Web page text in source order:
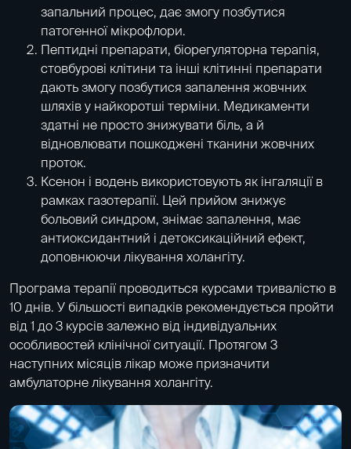
запальний процес, дає змогу позбутися
патогенної мікрофлори.
Пептидні препарати, біорегуляторна терапія,
стовбурові клітинита інші клітинні препарати
дають змогу позбутися запалення жовчних
шляхів у найкоротші терміни. Медикаменти
здатні не просто знижувати біль, а й
відновлювати пошкоджені тканини жовчних
проток.
Ксенон і водень використовують як інгаляції в
рамках газотерапії. Цей прийом знижує
больовий синдром, знімає запалення, має
антиоксидантний і детоксикаційний ефект,
доповнюючи лікування холангіту.
Програма терапії проводиться курсами тривалістю в
10 днів. У більшості випадків рекомендується пройти
від 1 до 3 курсів залежно від індивідуальних
особливостей клінічної ситуації. Протягом 3
наступних місяців лікар може призначити
амбулаторне лікування холангіту.